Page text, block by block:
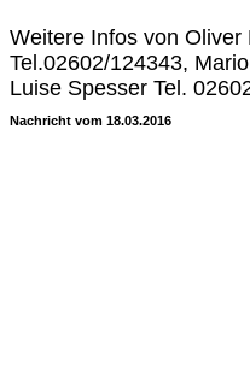
Weitere Infos von
Tel.02602/124343,
Luise Spesser Tel.
Nachricht vom 18.03.2016